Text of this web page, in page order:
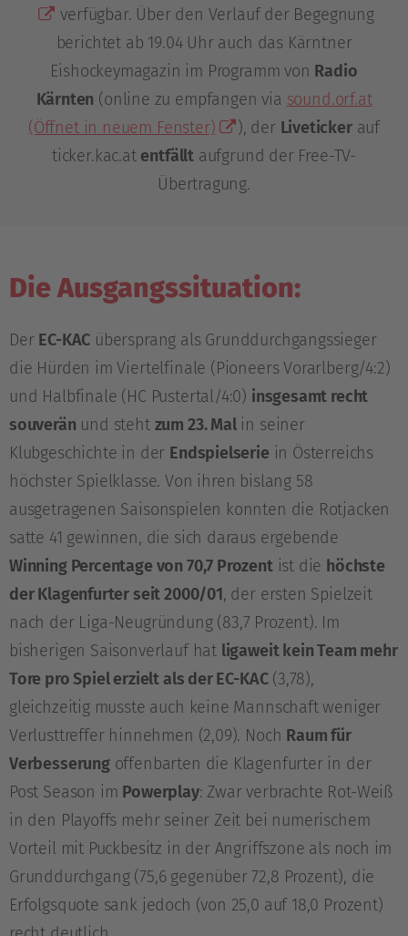
verfügbar. Über den Verlauf der Begegnung
berichtet ab 19.04 Uhr auch das Kärntner
Eishockeymagazin im Programm von Radio
Kärnten (online zu empfangen via sound.orf.at
(Öffnet in neuem Fenster)
), der Livetickerauf
ticker.kac.at entfällt aufgrund der Free-TV-
Übertragung.
Die Ausgangssituation:
Der EC-KAC übersprang als Grunddurchgangssieger
die Hürden im Viertelfinale (Pioneers Vorarlberg/4:2)
und Halbfinale (HC Pustertal/4:0) insgesamt recht
souverän und steht zum 23. Malin seiner
Klubgeschichte in der Endspielserie in Österreichs
höchster Spielklasse. Von ihren bislang 58
ausgetragenen Saisonspielen konnten die Rotjacken
satte 41 gewinnen, die sich daraus ergebende
Winning Percentage von 70,7 Prozentist die höchste
der Klagenfurter seit 2000/01, der ersten Spielzeit
nach der Liga-Neugründung (83,7 Prozent). Im
bisherigen Saisonverlauf hat ligaweit kein Team mehr
Tore pro Spiel erzielt als der EC-KAC(3,78),
gleichzeitig musste auch keine Mannschaft weniger
Verlusttreffer hinnehmen (2,09). Noch Raum für
Verbesserungoffenbarten die Klagenfurter in der
Post Season im Powerplay: Zwar verbrachte Rot-Weiß
in den Playoffs mehr seiner Zeit bei numerischem
Vorteil mit Puckbesitz in der Angriffszone als noch im
Grunddurchgang (75,6 gegenüber 72,8 Prozent), die
Erfolgsquote sank jedoch (von 25,0 auf 18,0 Prozent)